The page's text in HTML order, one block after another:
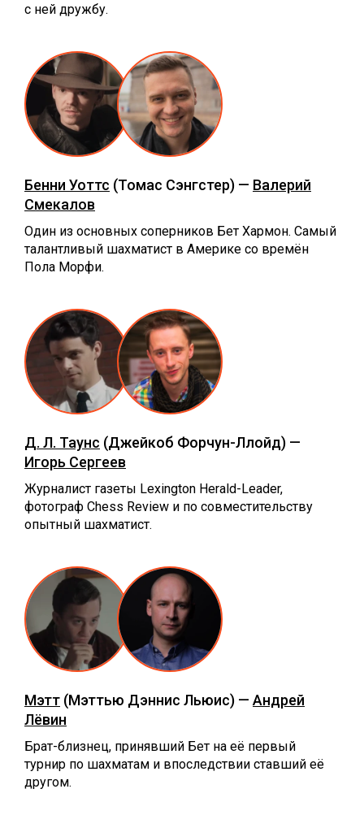
с ней дружбу.
Бенни Уоттс (Томас Сэнгстер) — Валерий
Смекалов
Один из основных соперников Бет Хармон. Самый
талантливый шахматист в Америке со времён
Пола Морфи.
Д. Л. Таунс (Джейкоб Форчун-Ллойд) —
Игорь Сергеев
Журналист газеты Lexington Herald-Leader,
фотограф Chess Review и по совместительству
опытный шахматист.
Мэтт (Мэттью Дэннис Льюис) — Андрей
Лёвин
Брат-близнец, принявший Бет на её первый
турнир по шахматам и впоследствии ставший её
другом.